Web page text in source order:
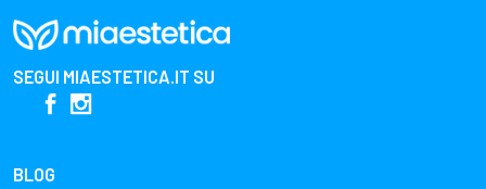
SEGUI MIAESTETICA.IT SU
BLOG